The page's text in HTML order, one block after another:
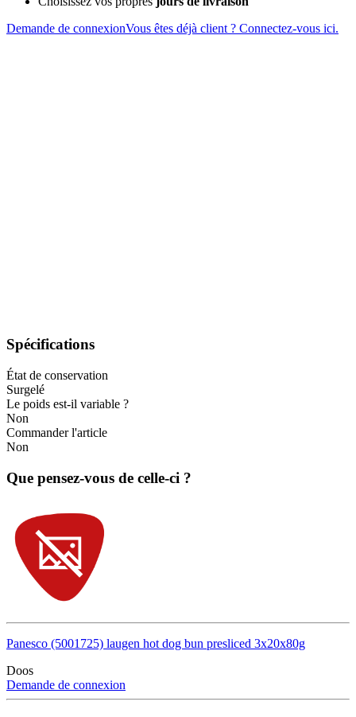
Demande de connexionVous êtes déjà client ? Connectez-vous ici.
Spécifications
État de conservation
Surgelé
Le poids est-il variable ?
Non
Commander l'article
Non
Que pensez-vous de celle-ci ?
Panesco (5001725) laugen hot dog bun presliced 3x20x80g
Doos
Demande de connexion